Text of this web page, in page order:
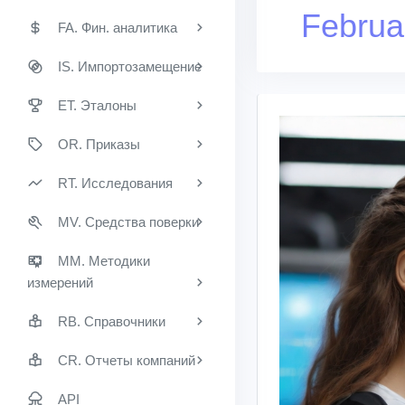
FA. Фин. аналитика
IS. Импортозамещение
ET. Эталоны
OR. Приказы
RT. Исследования
MV. Средства поверки
MM. Методики
измерений
RB. Справочники
CR. Отчеты компаний
API